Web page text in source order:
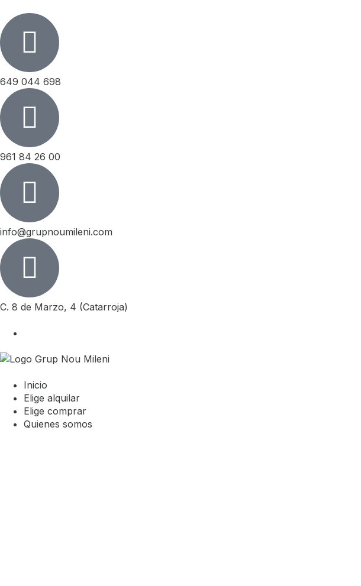
649 044 698
961 84 26 00
info@grupnoumileni.com
C. 8 de Marzo, 4 (Catarroja)
Inicio
Elige alquilar
Elige comprar
Quienes somos